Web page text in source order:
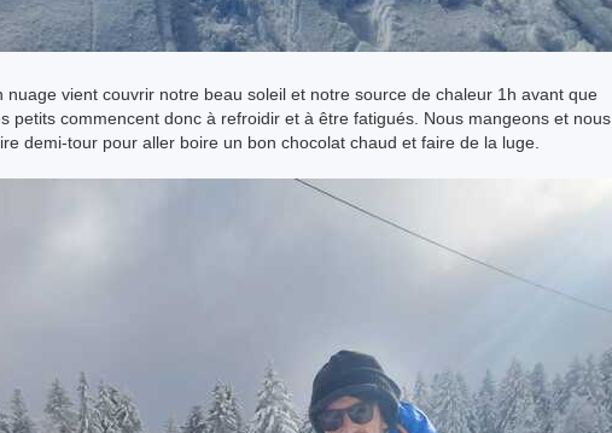
nuage vient couvrir notre beau soleil et notre source de chaleur 1h avant que
petits commencent donc à refroidir et à être fatigués. Nous mangeons et nous
demi-tour pour aller boire un bon chocolat chaud et faire de la luge.